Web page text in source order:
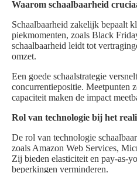
Waarom schaalbaarheid
Schaalbaarheid zakelijk bepaalt
piekmomenten, zoals Black
schaalbaarheid leidt tot
omzet.
Een goede schaalstrategie
concurrentiepositie. Meetpunten
capaciteit maken de impact
Rol van technologie bij het
De rol van technologie
zoals Amazon Web Services,
Zij bieden elasticiteit en pay-as-
beperkingen verminderen.